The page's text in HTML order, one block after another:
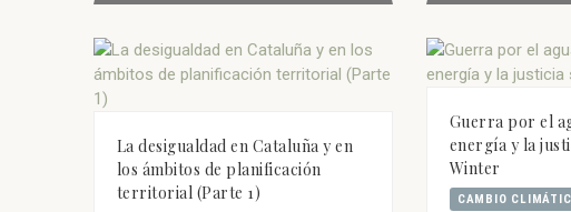
La desigualdad en Cataluña y en
los ámbitos de planificación
territorial (Parte 1)
Guerra por el
energía y la
Winter
CAMBIO